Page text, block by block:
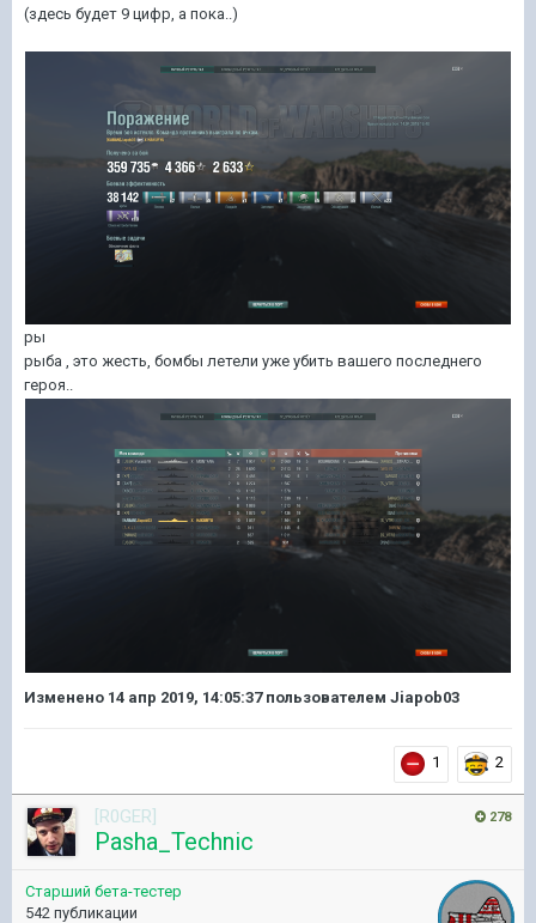
(здесь будет 9 цифр, а пока..)
ры
рыба , это жесть, бомбы летели уже убить вашего последнего
героя..
Изменено 14 апр 2019, 14:05:37пользователем Jiapob03
1 2
278
[R0GER]
Pasha_Technic
Старший бета-тестер
542 публикации